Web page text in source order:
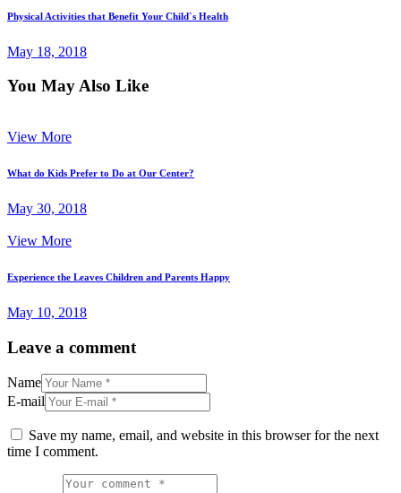
Physical Activities that Benefit Your Child`s Health
May 18, 2018
You May Also Like
View More
What do Kids Prefer to Do at Our Center?
May 30, 2018
View More
Experience the Leaves Children and Parents Happy
May 10, 2018
Leave a comment
Name
E-mail
Save my name, email, and website in this browser for the next
time I comment.